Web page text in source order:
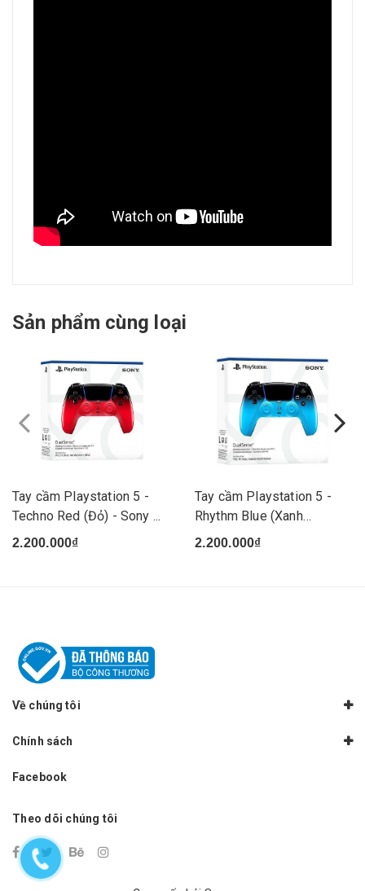
Sản phẩm cùng loại
Tay cầm Playstation 5 -
Techno Red (Đỏ) - Sony ...
2.200.000₫
Tay cầm Playstation 5 -
Rhythm Blue (Xanh
Dương...
2.200.000₫
Về chúng tôi
Chính sách
Facebook
Theo dõi chúng tôi